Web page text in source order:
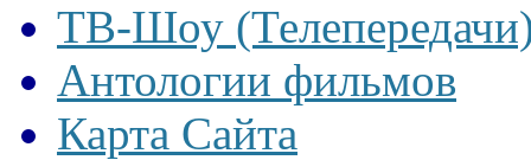
ТВ-Шоу
Антологии фильмов
Карта Сайта